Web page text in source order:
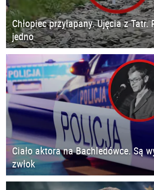
Chłopiec przyłapany. Ujęcia z
jedno
Ciało aktora na Bachledówce. Są
zwłok